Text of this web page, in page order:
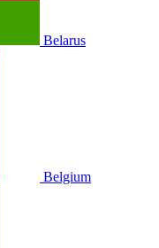
Belarus
Belgium